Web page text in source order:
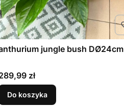
jungle bush DØ24cm
zł
Do koszyka